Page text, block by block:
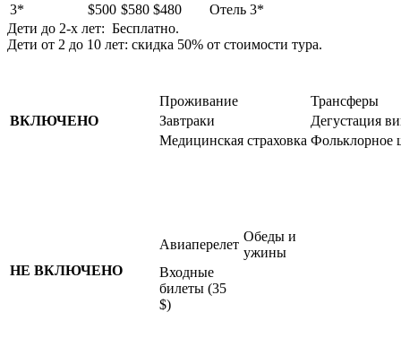
3*
$500 $580 $480
Отель 3*
Дети до 2-х лет: Бесплатно.
Дети от 2 до 10 лет: скидка 50% от стоимости тура.
ВКЛЮЧЕНО
Проживание
Трансферы
Завтраки
Дегустация
Медицинская страховка Фольклорное
НЕ ВКЛЮЧЕНО
Авиаперелет
Обеды и
ужины
Входные
билеты (35
$)